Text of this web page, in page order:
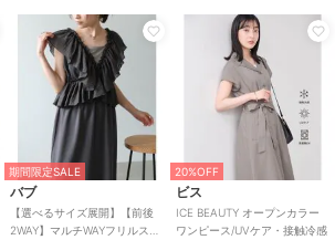
期間限定SALE
バブ
【選べるサイズ展開】【前後
2WAY】マルチWAYフリルスウ
20%OFF
ビス
ICE BEAUTY オープンカラー
ワンピース/UVケア・接触冷感